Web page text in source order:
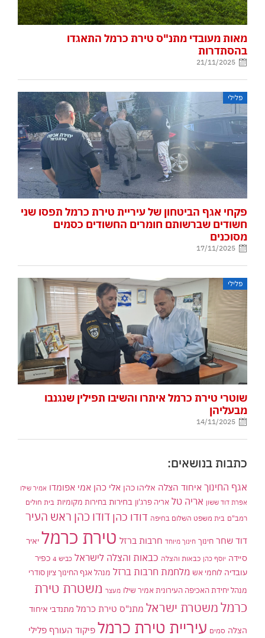
מאות מעובדי מתנ"ס טירת כרמל התאגדו
בהסתדרות
21/11/2025
פלילי
פקחי אגף הביטחון של עיריית טירת כרמל תפסו שני
חשודים שברשותם חומרים החשודים כסמים
מסוכנים
17/11/2025
פלילי
שוטרי טירת כרמל איתרו והשיבו תפילין שנגנבו
מבעליהן
14/11/2025
כתבות בנושאים:
אגף החינוך איחוד הצלה אליהו כהן אלי כהן אמי אפומדו אמיר שילו
אפרת דוד ששון אריה טל אריה פרג'ון בחירות בחירות מקומיות בית חולים
רמב"ם בית משפט השלום בחיפה דודו כהן דודו כהן ראש העיר
דוד שחר חינוך חינוך מיוחד חרבות ברזל טירת כרמל יאיר
סיידה יוסף כהן כבאות והצלה כבאות והצלה לישראל כביש 4
כפיר
עובדיה לוחמי אש מלחמת חרבות ברזל מנהל אגף החינוך ציון סודרי
מנהל יחידת האכיפה העירונית אמיר שילו מעצר משטרת טירת
כרמלמשטרת ישראל מתנ"ס טירת כרמל מתנדבי איחוד
הצלה סמים עיריית טירת כרמל פיקוד העורף פלילי